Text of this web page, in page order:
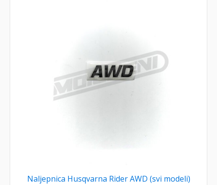
Naljepnica Husqvarna Rider AWD (svi modeli)